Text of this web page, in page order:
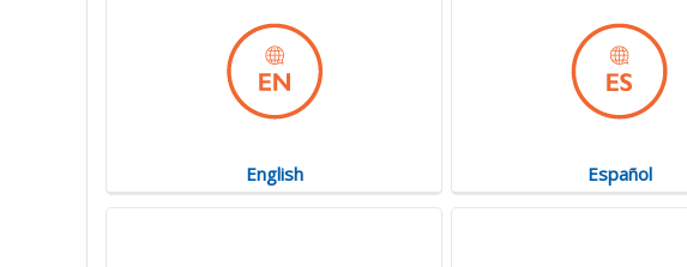
English Español